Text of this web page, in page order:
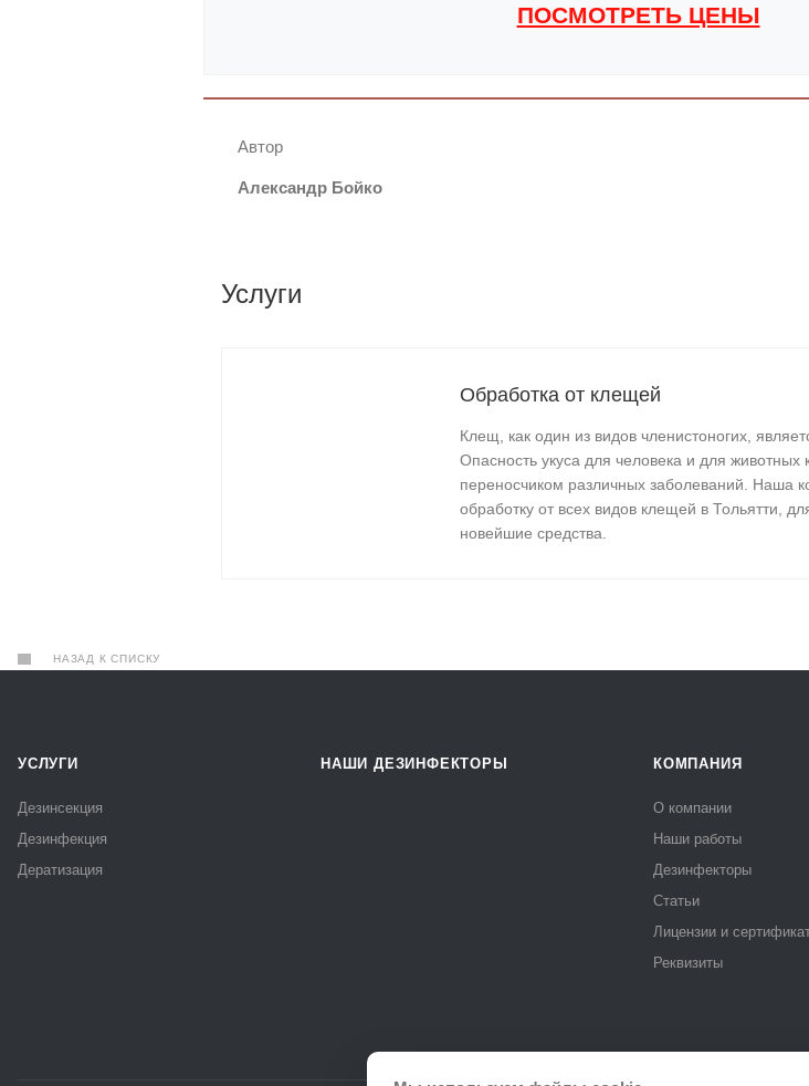
ПОСМОТРЕТЬ ЦЕНЫ
Автор
Александр Бойко
Услуги
Обработка от клещей
Клещ, как один из видов членистоногих,
Опасность укуса для человека и для животных
переносчиком различных заболеваний. Наша
обработку от всех видов клещей в Тольятти,
новейшие средства.
НАЗАД К СПИСКУ
УСЛУГИ
Дезинсекция
Дезинфекция
Дератизация
НАШИ ДЕЗИНФЕКТОРЫ КОМПАНИЯ
О компании
Наши работы
Дезинфекторы
Статьи
Лицензии и
Реквизиты